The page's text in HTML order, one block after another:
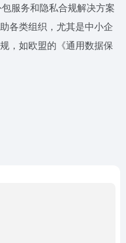
服务和隐私合规解决方案
各类组织，尤其是中小企
，如欧盟的《通用数据保